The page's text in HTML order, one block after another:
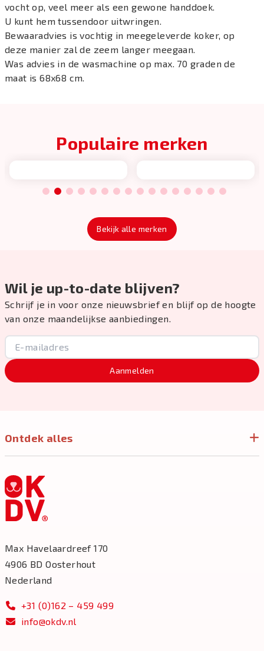
vocht op, veel meer als een gewone handdoek.
U kunt hem tussendoor uitwringen.
Bewaaradvies is vochtig in meegeleverde koker, op
deze manier zal de zeem langer meegaan.
Was advies in de wasmachine op max. 70 graden de
maat is 68x68 cm.
Populaire merken
1 2 3 4 5 6 7 8 9 10 11 12 13 14 15 16
Bekijk alle merken
Wil je up-to-date blijven?
Schrijf je in voor onze nieuwsbrief en blijf op de hoogte
van onze maandelijkse aanbiedingen.
Aanmelden
Ontdek alles
Max Havelaardreef 170
4906 BD Oosterhout
Nederland
+31 (0)162 – 459 499
info@okdv.nl